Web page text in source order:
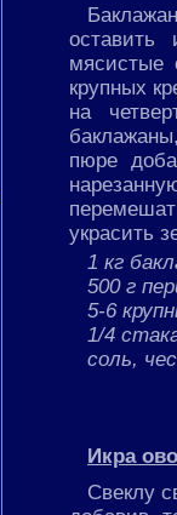
мясистые
крупных
на
пюре
украсить
1 кг
500 г
5-6
1/4
соль,
Икра
Свеклу